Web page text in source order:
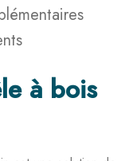
à bois